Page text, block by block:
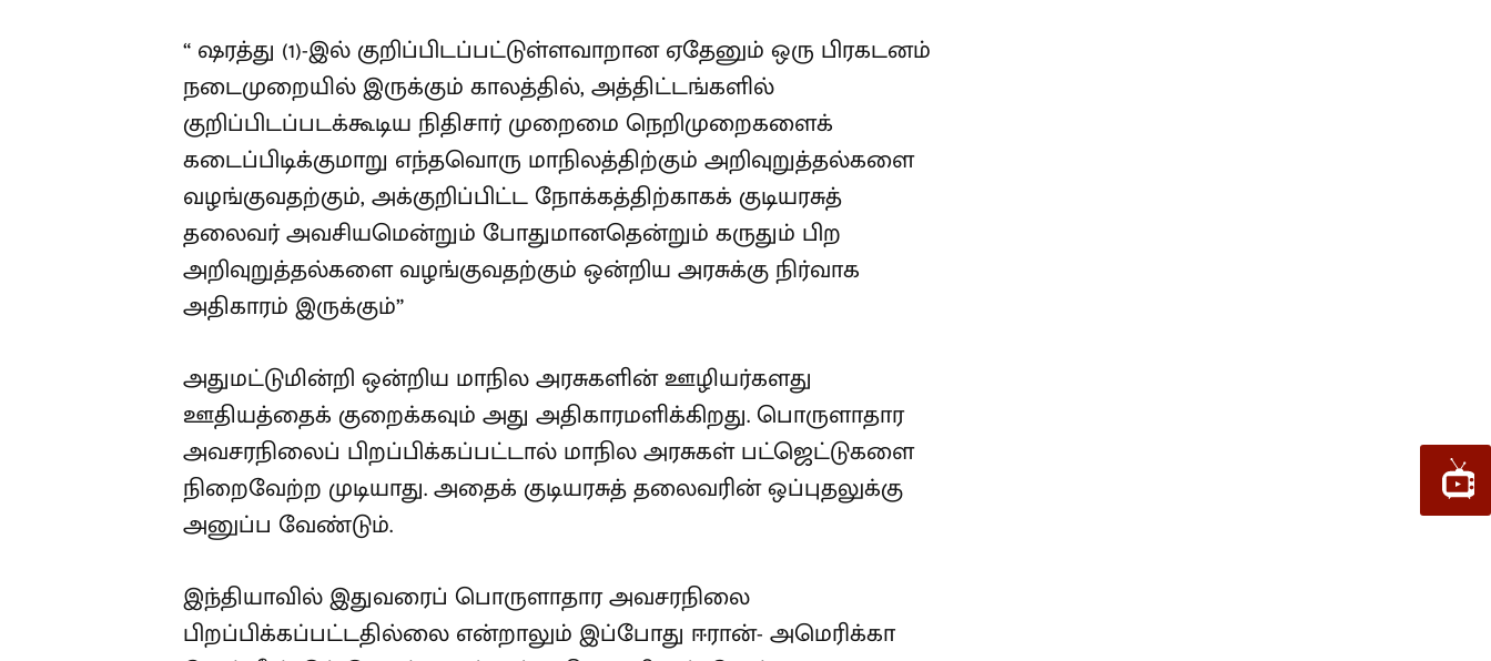
“ ஷரத்து (1)-இல் குறிப்பிடப்பட்டுள்ளவாறான ஏதேனும் ஒரு பிரகடனம்
நடைமுறையில் இருக்கும் காலத்தில், அத்திட்டங்களில்
குறிப்பிடப்படக்கூடிய நிதிசார் முறைமை நெறிமுறைகளைக்
கடைப்பிடிக்குமாறு எந்தவொரு மாநிலத்திற்கும் அறிவுறுத்தல்களை
வழங்குவதற்கும், அக்குறிப்பிட்ட நோக்கத்திற்காகக் குடியரசுத்
தலைவர் அவசியமென்றும் போதுமானதென்றும் கருதும் பிற
அறிவுறுத்தல்களை வழங்குவதற்கும் ஒன்றிய அரசுக்கு நிர்வாக
அதிகாரம் இருக்கும்”
அதுமட்டுமின்றி ஒன்றிய மாநில அரசுகளின் ஊழியர்களது
ஊதியத்தைக் குறைக்கவும் அது அதிகாரமளிக்கிறது. பொருளாதார
அவசரநிலைப் பிறப்பிக்கப்பட்டால் மாநில அரசுகள் பட்ஜெட்டுகளை
நிறைவேற்ற முடியாது. அதைக் குடியரசுத் தலைவரின் ஒப்புதலுக்கு
அனுப்ப வேண்டும்.
இந்தியாவில் இதுவரைப் பொருளாதார அவசரநிலை
பிறப்பிக்கப்பட்டதில்லை என்றாலும் இப்போது ஈரான்- அமெரிக்கா